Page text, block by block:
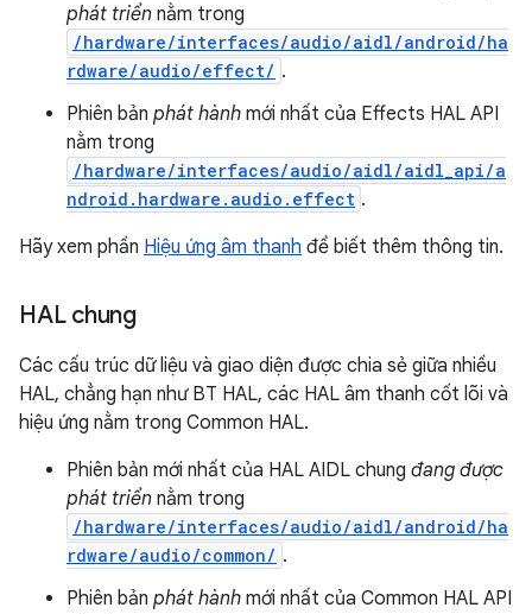
phát triển nằm trong
/hardware/interfaces/audio/aidl/android/ha
rdware/audio/effect/ .
Phiên bản phát hành mới nhất của Effects HAL API
nằm trong
/hardware/interfaces/audio/aidl/aidl_api/a
ndroid.hardware.audio.effect .
Hãy xem phần Hiệu ứng âm thanh để biết thêm thông tin.
HAL chung
Các cấu trúc dữ liệu và giao diện được chia sẻ giữa nhiều
HAL, chẳng hạn như BT HAL, các HAL âm thanh cốt lõi và
hiệu ứng nằm trong Common HAL.
Phiên bản mới nhất của HAL AIDL chung đang được
phát triển nằm trong
/hardware/interfaces/audio/aidl/android/ha
rdware/audio/common/ .
Phiên bản phát hành mới nhất của Common HAL API